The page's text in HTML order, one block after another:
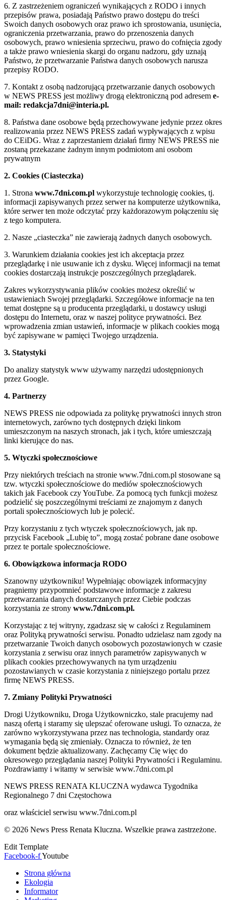
6. Z zastrzeżeniem ograniczeń wynikających z RODO i innych
przepisów prawa, posiadają Państwo prawo dostępu do treści
Swoich danych osobowych oraz prawo ich sprostowania, usunięcia,
ograniczenia przetwarzania, prawo do przenoszenia danych
osobowych, prawo wniesienia sprzeciwu, prawo do cofnięcia zgody
a także prawo wniesienia skargi do organu nadzoru, gdy uznają
Państwo, że przetwarzanie Państwa danych osobowych narusza
przepisy RODO.
7. Kontakt z osobą nadzorującą przetwarzanie danych osobowych
w NEWS PRESS jest możliwy drogą elektroniczną pod adresem e-
mail: redakcja7dni@interia.pl.
8. Państwa dane osobowe będą przechowywane jedynie przez okres
realizowania przez NEWS PRESS zadań wypływających z wpisu
do CEiDG. Wraz z zaprzestaniem działań firmy NEWS PRESS nie
zostaną przekazane żadnym innym podmiotom ani osobom
prywatnym
2. Cookies (Ciasteczka)
1. Strona www.7dni.com.pl wykorzystuje technologię cookies, tj.
informacji zapisywanych przez serwer na komputerze użytkownika,
które serwer ten może odczytać przy każdorazowym połączeniu się
z tego komputera.
2. Nasze „ciasteczka” nie zawierają żadnych danych osobowych.
3. Warunkiem działania cookies jest ich akceptacja przez
przeglądarkę i nie usuwanie ich z dysku. Więcej informacji na temat
cookies dostarczają instrukcje poszczególnych przeglądarek.
Zakres wykorzystywania plików cookies możesz określić w
ustawieniach Swojej przeglądarki. Szczegółowe informacje na ten
temat dostępne są u producenta przeglądarki, u dostawcy usługi
dostępu do Internetu, oraz w naszej polityce prywatności. Bez
wprowadzenia zmian ustawień, informacje w plikach cookies mogą
być zapisywane w pamięci Twojego urządzenia.
3. Statystyki
Do analizy statystyk www używamy narzędzi udostępnionych
przez Google.
4. Partnerzy
NEWS PRESS nie odpowiada za politykę prywatności innych stron
internetowych, zarówno tych dostępnych dzięki linkom
umieszczonym na naszych stronach, jak i tych, które umieszczają
linki kierujące do nas.
5. Wtyczki społecznościowe
Przy niektórych treściach na stronie www.7dni.com.pl stosowane są
tzw. wtyczki społecznościowe do mediów społecznościowych
takich jak Facebook czy YouTube. Za pomocą tych funkcji możesz
podzielić się poszczególnymi treściami ze znajomym z danych
portali społecznościowych lub je polecić.
Przy korzystaniu z tych wtyczek społecznościowych, jak np.
przycisk Facebook „Lubię to”, mogą zostać pobrane dane osobowe
przez te portale społecznościowe.
6. Obowiązkowa informacja RODO
Szanowny użytkowniku! Wypełniając obowiązek informacyjny
pragniemy przypomnieć podstawowe informacje z zakresu
przetwarzania danych dostarczanych przez Ciebie podczas
korzystania ze strony www.7dni.com.pl.
Korzystając z tej witryny, zgadzasz się w całości z Regulaminem
oraz Polityką prywatności serwisu. Ponadto udzielasz nam zgody na
przetwarzanie Twoich danych osobowych pozostawionych w czasie
korzystania z serwisu oraz innych parametrów zapisywanych w
plikach cookies przechowywanych na tym urządzeniu
pozostawianych w czasie korzystania z niniejszego portalu przez
firmę NEWS PRESS.
7. Zmiany Polityki Prywatności
Drogi Użytkowniku, Droga Użytkowniczko, stale pracujemy nad
naszą ofertą i staramy się ulepszać oferowane usługi. To oznacza, że
zarówno wykorzystywana przez nas technologia, standardy oraz
wymagania będą się zmieniały. Oznacza to również, że ten
dokument będzie aktualizowany. Zachęcamy Cię więc do
okresowego przeglądania naszej Polityki Prywatności i Regulaminu.
Pozdrawiamy i witamy w serwisie www.7dni.com.pl
NEWS PRESS RENATA KLUCZNA wydawca Tygodnika
Regionalnego 7 dni Częstochowa
oraz właściciel serwisu www.7dni.com.pl
© 2026 News Press Renata Kluczna. Wszelkie prawa zastrzeżone.
Edit Template
Facebook-fYoutube
Strona główna
Ekologia
Informator